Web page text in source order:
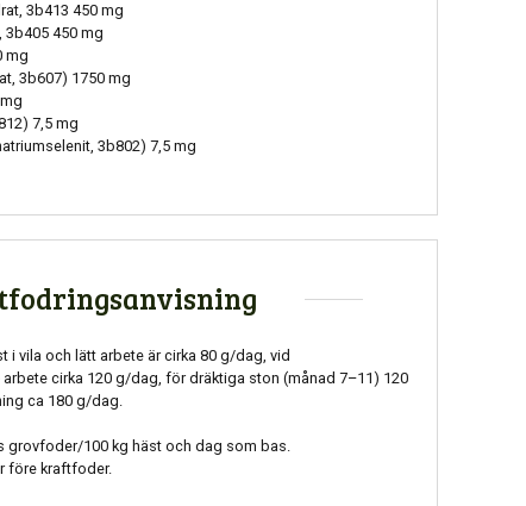
3b413 450 mg
450 mg
mg
3b607) 1750 mg
7,5 mg
3b802) 7,5 mg
i vila och lätt arbete är cirka 80 g/dag, vid
cirka 120 g/dag, för dräktiga ston (månad 7–11) 120
ca 180 g/dag.
grovfoder/100 kg häst och dag som bas.
före kraftfoder.